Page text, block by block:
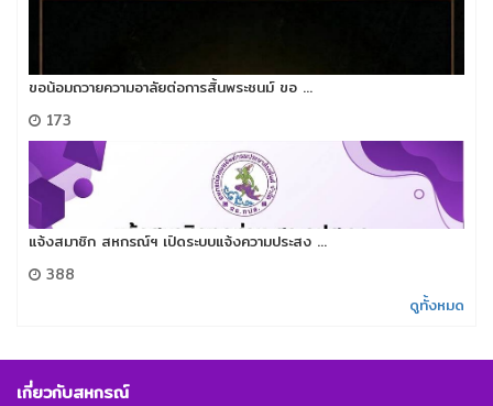
ขอน้อมถวายความอาลัยต่อการสิ้นพระชนม์​ ขอ ...
173
แจ้งสมาชิก สหกรณ์ฯ เปิดระบบแจ้งความประสง ...
388
ดูทั้งหมด
เกี่ยวกับสหกรณ์